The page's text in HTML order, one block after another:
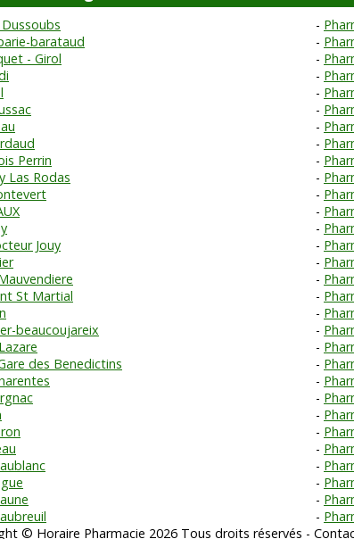
barataud
- Girol
Perrin
Las Rodas
Jouy
St Martial
beaucoujareix
des Benedictins
© Horaire Pharmacie 2026 Tous droits réservés -